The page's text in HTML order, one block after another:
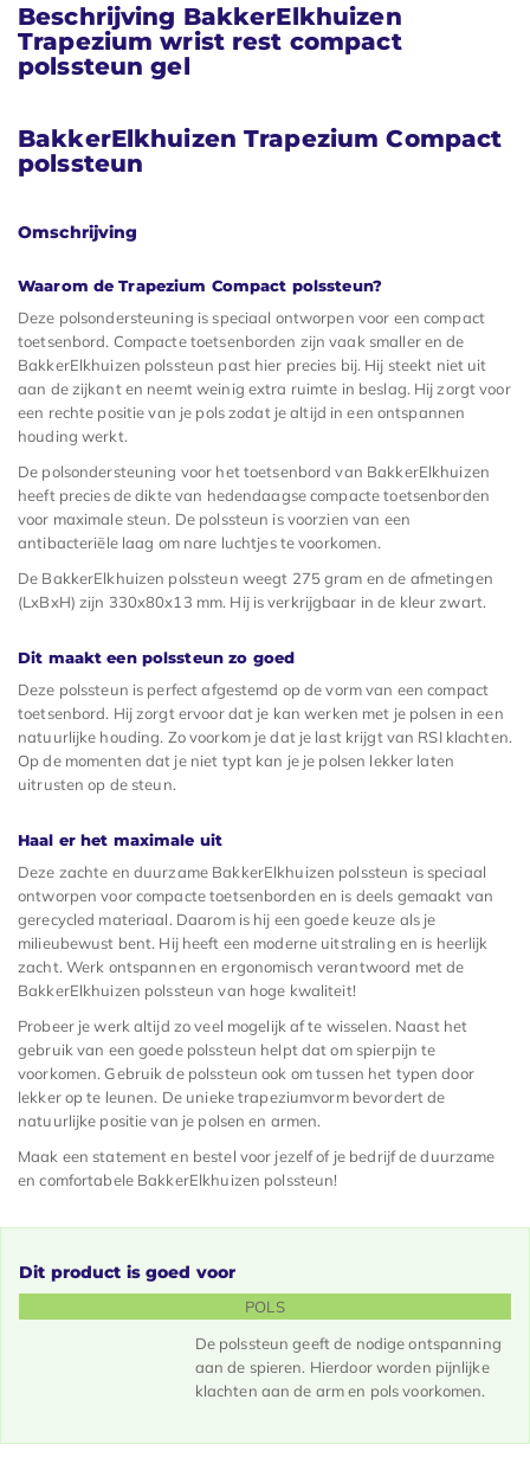
Beschrijving BakkerElkhuizen
Trapezium wrist rest compact
polssteun gel
BakkerElkhuizen Trapezium Compact
polssteun
Omschrijving
Waarom de Trapezium Compact polssteun?
Deze polsondersteuning is speciaal ontworpen voor een compact
toetsenbord. Compacte toetsenborden zijn vaak smaller en de
BakkerElkhuizen polssteun past hier precies bij. Hij steekt niet uit
aan de zijkant en neemt weinig extra ruimte in beslag. Hij zorgt voor
een rechte positie van je pols zodat je altijd in een ontspannen
houding werkt.
De polsondersteuning voor het toetsenbord van BakkerElkhuizen
heeft precies de dikte van hedendaagse compacte toetsenborden
voor maximale steun. De polssteun is voorzien van een
antibacteriële laag om nare luchtjes te voorkomen.
De BakkerElkhuizen polssteun weegt 275 gram en de afmetingen
(LxBxH) zijn 330x80x13 mm. Hij is verkrijgbaar in de kleur zwart.
Dit maakt een polssteun zo goed
Deze polssteun is perfect afgestemd op de vorm van een compact
toetsenbord. Hij zorgt ervoor dat je kan werken met je polsen in een
natuurlijke houding. Zo voorkom je dat je last krijgt van RSI klachten.
Op de momenten dat je niet typt kan je je polsen lekker laten
uitrusten op de steun.
Haal er het maximale uit
Deze zachte en duurzame BakkerElkhuizen polssteun is speciaal
ontworpen voor compacte toetsenborden en is deels gemaakt van
gerecycled materiaal. Daarom is hij een goede keuze als je
milieubewust bent. Hij heeft een moderne uitstraling en is heerlijk
zacht. Werk ontspannen en ergonomisch verantwoord met de
BakkerElkhuizen polssteun van hoge kwaliteit!
Probeer je werk altijd zo veel mogelijk af te wisselen. Naast het
gebruik van een goede polssteun helpt dat om spierpijn te
voorkomen. Gebruik de polssteun ook om tussen het typen door
lekker op te leunen. De unieke trapeziumvorm bevordert de
natuurlijke positie van je polsen en armen.
Maak een statement en bestel voor jezelf of je bedrijf de duurzame
en comfortabele BakkerElkhuizen polssteun!
Dit product is goed voor
POLS
De polssteun geeft de nodige ontspanning
aan de spieren. Hierdoor worden pijnlijke
klachten aan de arm en pols voorkomen.